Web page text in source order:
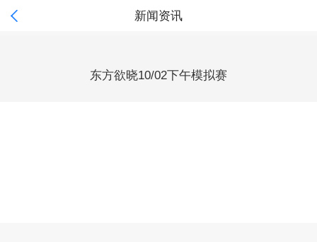
 新闻资讯
东方欲晓10/02下午模拟赛